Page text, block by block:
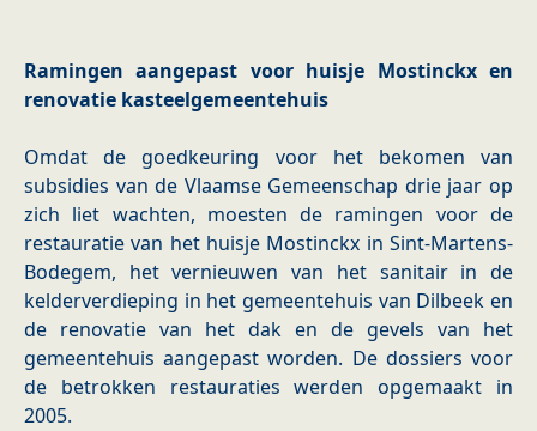
Ramingen aangepast voor huisje Mostinckx en
renovatie kasteelgemeentehuis
Omdat de goedkeuring voor het bekomen van
subsidies van de Vlaamse Gemeenschap drie jaar op
zich liet wachten, moesten de ramingen voor de
restauratie van het huisje Mostinckx in Sint-Martens-
Bodegem, het vernieuwen van het sanitair in de
kelderverdieping in het gemeentehuis van Dilbeek en
de renovatie van het dak en de gevels van het
gemeentehuis aangepast worden. De dossiers voor
de betrokken restauraties werden opgemaakt in
2005.